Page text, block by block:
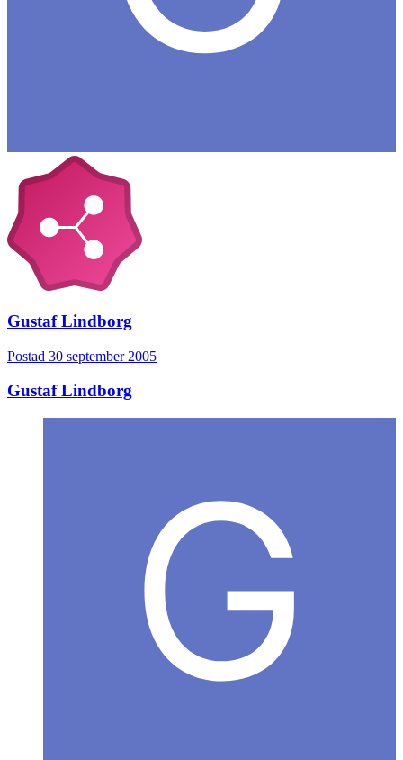
Gustaf Lindborg
Postad 30 september 2005
Gustaf Lindborg